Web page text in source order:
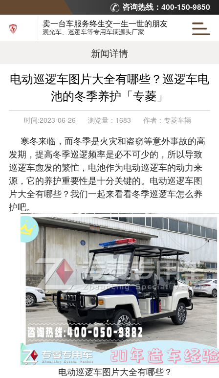
咨询热线：400-150-9850
卖一台车服务终生交一生一世的朋友
观光车、巡逻车等专用车辆源头厂家
新闻详情
电动巡逻车图片大全有哪些？巡逻车电
池的冬季养护「专菱」
时间:2023-06-26 浏览量： 1683 作者： 专菱车辆
寒冬来临，而冬季是火灾和盗窃等意外事故的高
发期，提高冬季巡逻频率是必不可少的，所以导致
巡逻车愈发的繁忙，电池作为电动巡逻车的动力来
源，它的养护重要性是十分关键的。 电动巡逻车图
片大全有哪些？我们一起来看看冬季巡逻车怎么养
护吧。
电动巡逻车图片大全有哪些？